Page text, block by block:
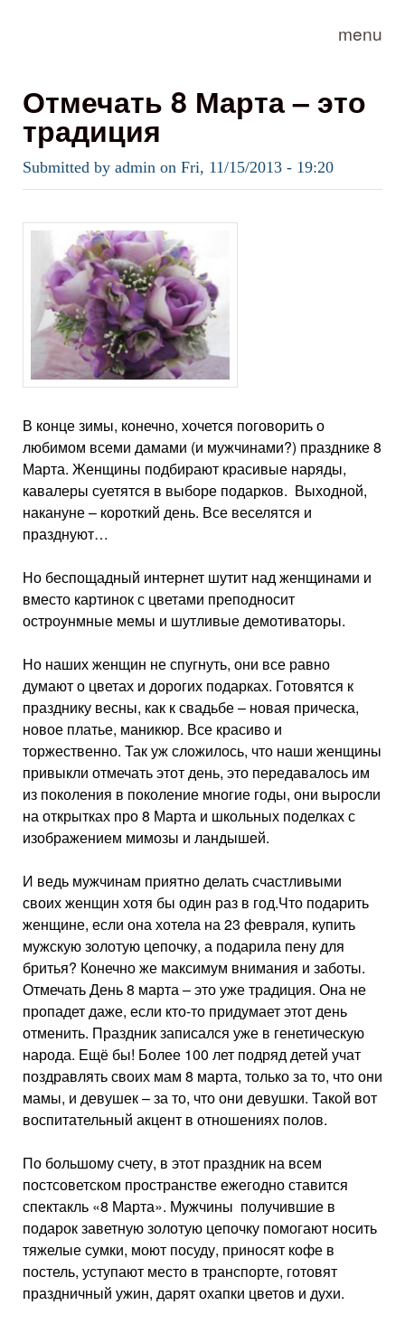
menu
Отмечать 8 Марта – это
традиция
Submitted by admin on Fri, 11/15/2013 - 19:20
В конце зимы, конечно, хочется поговорить о
любимом всеми дамами (и мужчинами?) празднике 8
Марта. Женщины подбирают красивые наряды,
кавалеры суетятся в выборе подарков. Выходной,
накануне – короткий день. Все веселятся и
празднуют…
Но беспощадный интернет шутит над женщинами и
вместо картинок с цветами преподносит
остроунмные мемы и шутливые демотиваторы.
Но наших женщин не спугнуть, они все равно
думают о цветах и дорогих подарках. Готовятся к
празднику весны, как к свадьбе – новая прическа,
новое платье, маникюр. Все красиво и
торжественно. Так уж сложилось, что наши женщины
привыкли отмечать этот день, это передавалось им
из поколения в поколение многие годы, они выросли
на открытках про 8 Марта и школьных поделках с
изображением мимозы и ландышей.
И ведь мужчинам приятно делать счастливыми
своих женщин хотя бы один раз в год.Что подарить
женщине, если она хотела на 23 февраля, купить
мужскую золотую цепочку, а подарила пену для
бритья? Конечно же максимум внимания и заботы.
Отмечать День 8 марта – это уже традиция. Она не
пропадет даже, если кто-то придумает этот день
отменить. Праздник записался уже в генетическую
народа. Ещё бы! Более 100 лет подряд детей учат
поздравлять своих мам 8 марта, только за то, что они
мамы, и девушек – за то, что они девушки. Такой вот
воспитательный акцент в отношениях полов.
По большому счету, в этот праздник на всем
постсоветском пространстве ежегодно ставится
спектакль «8 Марта». Мужчины получившие в
подарок заветную золотую цепочку помогают носить
тяжелые сумки, моют посуду, приносят кофе в
постель, уступают место в транспорте, готовят
праздничный ужин, дарят охапки цветов и духи.